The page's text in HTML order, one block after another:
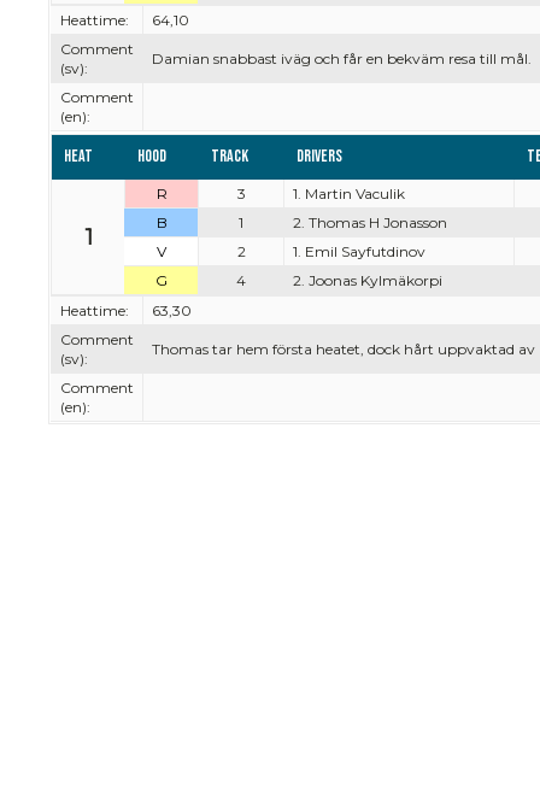
Heattime:
64,10
Comment
(sv):
Damian snabbast iväg och får en bekväm resa till mål.
Comment
(en):
Heat Hood Track Drivers
1
R 3
1. Martin Vaculik
B
1
2. Thomas H Jonasson
V
2
1. Emil Sayfutdinov
G
4
2. Joonas Kylmäkorpi
Heattime:
63,30
Comment
(sv):
Thomas tar hem första heatet, dock hårt uppvaktad
Comment
(en):